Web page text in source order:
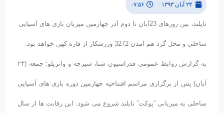
۲۴ آبان ۱۳۹۳ ۰۷:۵۶
تایلند، بین روزهای 23آبان تا دوم آذر چهارمین میزبان بازی های آسیایی
ساحلی و محل گرد هم آمدن 3272 ورزشکار از قاره کهن خواهد بود.
به گزارش روابط عمومی فدراسیون شنا، شیرجه و واترپلو؛ جمعه (۲۳
آبان) پس از برگزاری مراسم افتتاحیه چهارمین دوره بازی های آسیایی
ساحلی به میزبانی “پوکت” تایلند شروع می شود. این رقابت ها از سال